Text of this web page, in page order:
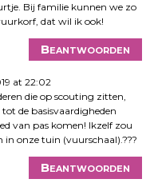
Bij familie kunnen we zo
dat wil ik ook!
Beantwoorden
at 22:02
die op scouting zitten,
de basisvaardigheden
van pas komen! Ikzelf zou
onze tuin (vuurschaal).???
Beantwoorden